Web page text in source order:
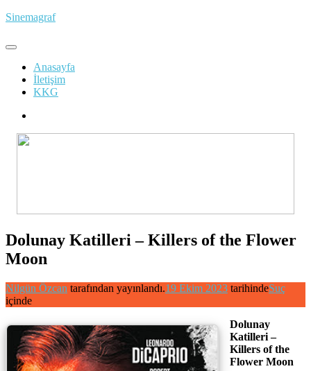
İçeriğe
Sinemagraf
Anasayfa
İletişim
KKG
Dolunay Katilleri – Killers of the Flower
Moon
Nilgün Özcan tarafından yayınlandı.19 Ekim 2023 tarihindeSuç
içinde
Dolunay
Katilleri –
Killers of the
Flower Moon